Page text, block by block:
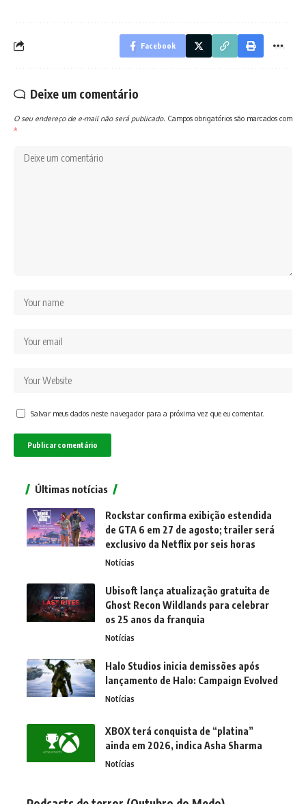
Facebook
Deixe um comentário
O seu endereço de e-mail não será publicado. Campos obrigatórios são marcados com
*
Salvar meus dados neste navegador para a próxima vez que eu comentar.
Últimas notícias
Rockstar confirma exibição estendida
de GTA 6 em 27 de agosto; trailer será
exclusivo da Netflix por seis horas
Notícias
Ubisoft lança atualização gratuita de
Ghost Recon Wildlands para celebrar
os 25 anos da franquia
Notícias
Halo Studios inicia demissões após
lançamento de Halo: Campaign Evolved
Notícias
XBOX terá conquista de “platina”
ainda em 2026, indica Asha Sharma
Notícias